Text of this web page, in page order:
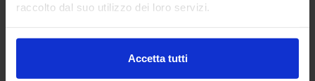
raccolto dal suo utilizzo dei loro servizi.
Accetta tutti